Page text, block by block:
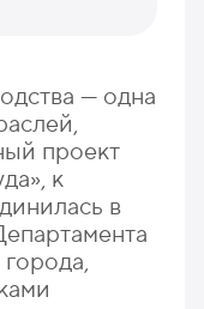
— одна
проект
к
в